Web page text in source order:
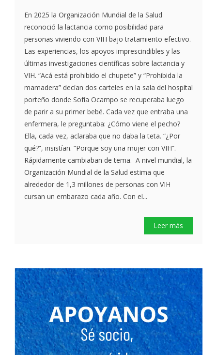
En 2025 la Organización Mundial de la Salud
reconoció la lactancia como posibilidad para
personas viviendo con VIH bajo tratamiento efectivo.
Las experiencias, los apoyos imprescindibles y las
últimas investigaciones científicas sobre lactancia y
VIH. “Acá está prohibido el chupete” y “Prohibida la
mamadera” decían dos carteles en la sala del hospital
porteño donde Sofía Ocampo se recuperaba luego
de parir a su primer bebé. Cada vez que entraba una
enfermera, le preguntaba: ¿Cómo viene el pecho?
Ella, cada vez, aclaraba que no daba la teta. “¿Por
qué?”, insistían. “Porque soy una mujer con VIH”.
Rápidamente cambiaban de tema. A nivel mundial, la
Organización Mundial de la Salud estima que
alrededor de 1,3 millones de personas con VIH
cursan un embarazo cada año. Con el...
Leer más